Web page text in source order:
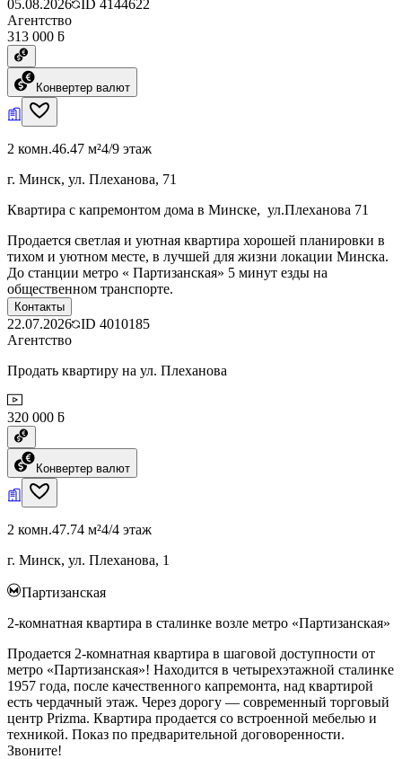
05.08.2026 ID 4144622
Агентство
313 000 ƃ
Конвертер валют
2 комн.46.47 м²4/9 этаж
г. Минск, ул. Плеханова, 71
Квартира с капремонтом дома в Минске, ул.Плеханова 71
Продается светлая и уютная квартира хорошей планировки в
тихом и уютном месте, в лучшей для жизни локации Минска.
До станции метро « Партизанская» 5 минут езды на
общественном транспорте.
Контакты
22.07.2026 ID 4010185
Агентство
Продать квартиру на ул. Плеханова
320 000 ƃ
Конвертер валют
2 комн.47.74 м²4/4 этаж
г. Минск, ул. Плеханова, 1
Партизанская
2-комнатная квартира в сталинке возле метро «Партизанская»
Продается 2-комнатная квартира в шаговой доступности от
метро «Партизанская»! Находится в четырехэтажной сталинке
1957 года, после качественного капремонта, над квартирой
есть чердачный этаж. Через дорогу — современный торговый
центр Prizma. Квартира продается со встроенной мебелью и
техникой. Показ по предварительной договоренности.
Звоните!